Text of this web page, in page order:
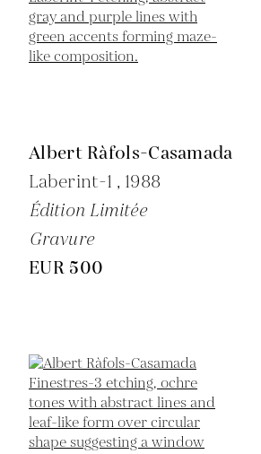
Albert Ràfols-Casamada
Laberint-1 , 1988
Édition Limitée
Gravure
EUR 500